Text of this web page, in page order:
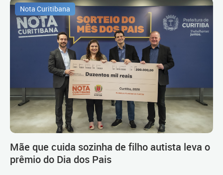
Nota Curitibana
Mãe que cuida sozinha de filho autista leva o
prêmio do Dia dos Pais